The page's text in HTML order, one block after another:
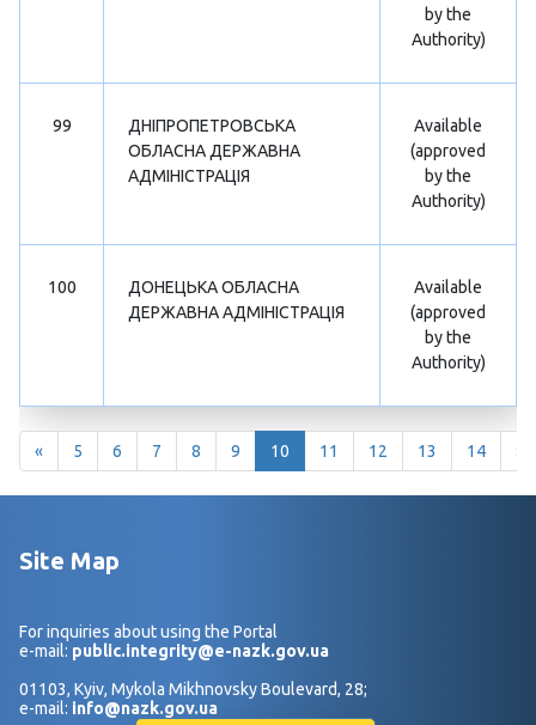
by the
Authority)
99
ДНІПРОПЕТРОВСЬКА
ОБЛАСНА ДЕРЖАВНА
АДМІНІСТРАЦІЯ
Available
(approved
by the
Authority)
100
ДОНЕЦЬКА ОБЛАСНА
ДЕРЖАВНА АДМІНІСТРАЦІЯ
Available
(approved
by the
Authority)
« 5 6 7 8 9 10 11 12 13 14 »
Site Map
For inquiries about using the Portal
e-mail: public.integrity@e-nazk.gov.ua
01103, Kyiv, Mykola Mikhnovsky Boulevard, 28;
e-mail: info@nazk.gov.ua